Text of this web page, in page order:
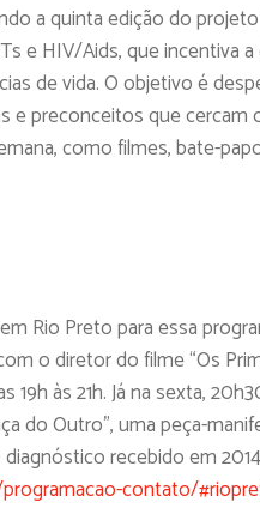
a quinta edição do
e HIV/Aids, que incentiva
de vida. O objetivo é
e preconceitos que cercam
como filmes, bate-
Rio Preto para essa
o diretor do filme “Os
19h às 21h. Já na sexta,
do Outro”, uma peça-
recebido em
contato/